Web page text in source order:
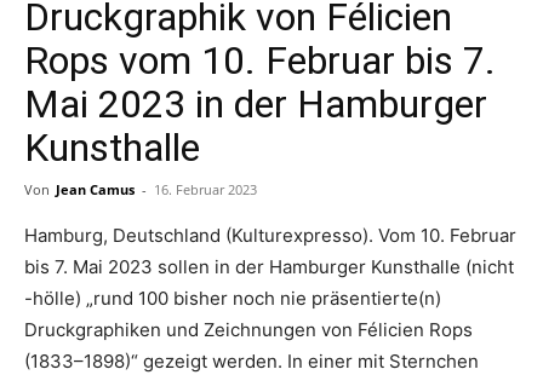
Druckgraphik von Félicien
Rops vom 10. Februar bis 7.
Mai 2023 in der Hamburger
Kunsthalle
Von Jean Camus - 16. Februar 2023
Hamburg, Deutschland (Kulturexpresso). Vom 10. Februar
bis 7. Mai 2023 sollen in der Hamburger Kunsthalle (nicht
-hölle) „rund 100 bisher noch nie präsentierte(n)
Druckgraphiken und Zeichnungen von Félicien Rops
(1833–1898)“ gezeigt werden. In einer mit Sternchen